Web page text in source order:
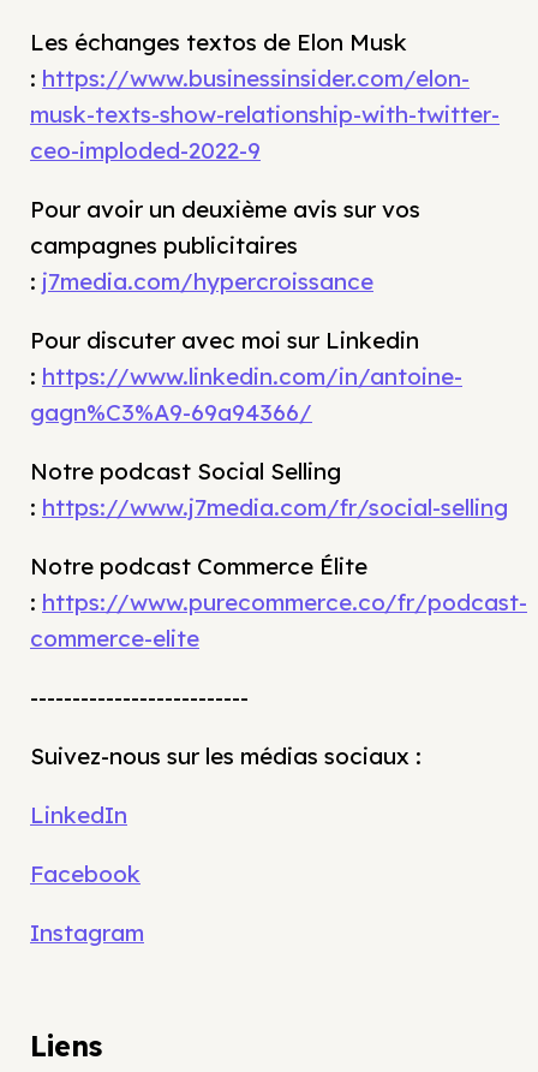
Les échanges textos de Elon Musk
: https://www.businessinsider.com/elon-
musk-texts-show-relationship-with-twitter-
ceo-imploded-2022-9
Pour avoir un deuxième avis sur vos
campagnes publicitaires
: j7media.com/hypercroissance
Pour discuter avec moi sur Linkedin
: https://www.linkedin.com/in/antoine-
gagn%C3%A9-69a94366/
Notre podcast Social Selling
: https://www.j7media.com/fr/social-selling
Notre podcast Commerce Élite
: https://www.purecommerce.co/fr/podcast-
commerce-elite
--------------------------
Suivez-nous sur les médias sociaux :
LinkedIn
Facebook
Instagram
Liens